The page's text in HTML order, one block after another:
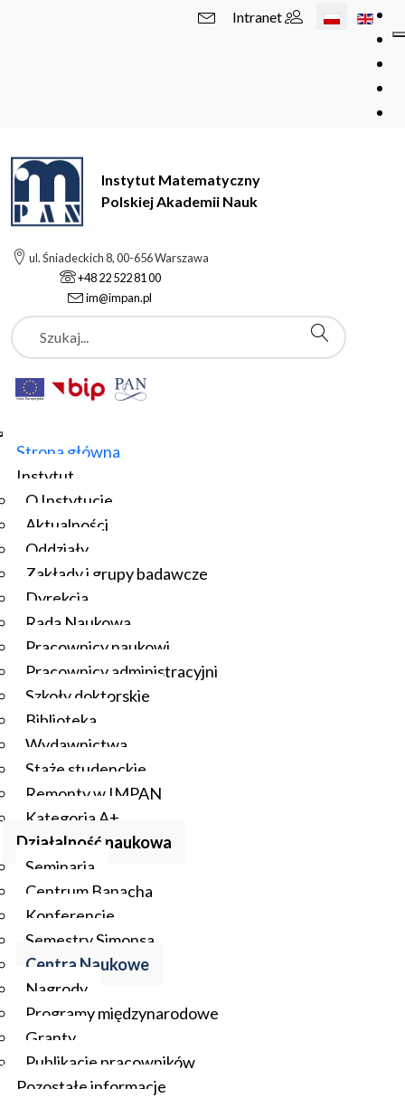
Wybierz swój
Intranet
Instytut Matematyczny
Polskiej Akademii Nauk
ul. Śniadeckich 8, 00-656 Warszawa
+48 22 522 81 00
im@impan.pl
Szukaj
Strona główna
Instytut
O Instytucie
Aktualności
Oddziały
Zakłady i grupy badawcze
Dyrekcja
Rada Naukowa
Pracownicy naukowi
Pracownicy administracyjni
Szkoły doktorskie
Biblioteka
Wydawnictwa
Staże studenckie
Remonty w IMPAN
Kategoria A+
Działalność naukowa
Seminaria
Centrum Banacha
Konferencje
Semestry Simonsa
Centra Naukowe
Nagrody
Programy międzynarodowe
Granty
Publikacje pracowników
Pozostałe informacje